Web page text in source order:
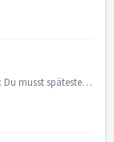
Du kannst monatlich kündigen. Bitte beachte: Du musst spätestens bis zum 4. des Monats kündigen, um die folgende Lockenbox im nächsten Monat nicht mehr zu e...